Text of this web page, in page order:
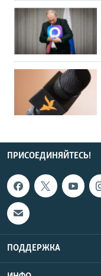
ПРИСОЕДИНЯЙТЕСЬ!
ПОДДЕРЖКА